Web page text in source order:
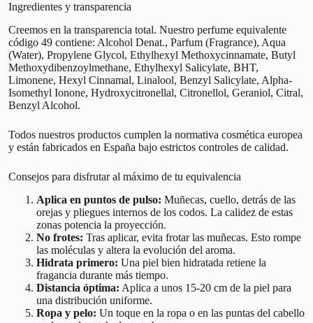
Ingredientes y transparencia
Creemos en la transparencia total. Nuestro perfume equivalente
código 49 contiene: Alcohol Denat., Parfum (Fragrance), Aqua
(Water), Propylene Glycol, Ethylhexyl Methoxycinnamate, Butyl
Methoxydibenzoylmethane, Ethylhexyl Salicylate, BHT,
Limonene, Hexyl Cinnamal, Linalool, Benzyl Salicylate, Alpha-
Isomethyl Ionone, Hydroxycitronellal, Citronellol, Geraniol, Citral,
Benzyl Alcohol.
Todos nuestros productos cumplen la normativa cosmética europea
y están fabricados en España bajo estrictos controles de calidad.
Consejos para disfrutar al máximo de tu equivalencia
Aplica en puntos de pulso: Muñecas, cuello, detrás de las
orejas y pliegues internos de los codos. La calidez de estas
zonas potencia la proyección.
No frotes: Tras aplicar, evita frotar las muñecas. Esto rompe
las moléculas y altera la evolución del aroma.
Hidrata primero: Una piel bien hidratada retiene la
fragancia durante más tiempo.
Distancia óptima: Aplica a unos 15-20 cm de la piel para
una distribución uniforme.
Ropa y pelo: Un toque en la ropa o en las puntas del cabello